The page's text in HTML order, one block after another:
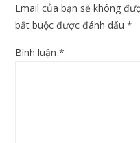
Email của bạn sẽ không
bắt buộc được đánh dấu*
Bình luận*